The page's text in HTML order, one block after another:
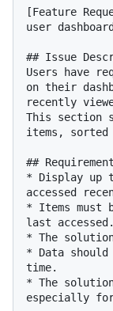
[Feature
user
## Issue
Users have
on their
recently
This section
items,
##
* Display up
accessed
* Items must
last accessed.
* The
* Data
time.
* The
especially